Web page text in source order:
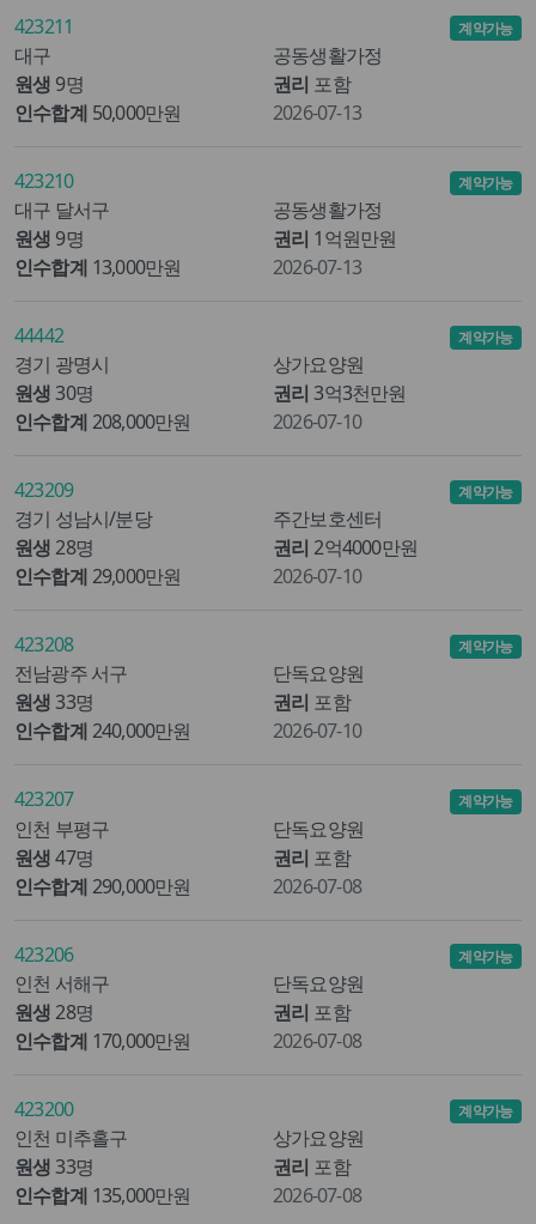
423211
대구
공동생활가정
원생 9명 권리 포함
인수합계 50,000만원
계약가능
2026-07-13
423210
대구 달서구
공동생활가정
원생 9명 권리 1억원만원
인수합계 13,000만원
계약가능
2026-07-13
44442
경기 광명시
상가요양원
원생 30명 권리 3억3천만원
인수합계208,000만원
계약가능
2026-07-10
423209
경기 성남시/분당
주간보호센터
원생 28명 권리 2억4000만원
인수합계29,000만원
계약가능
2026-07-10
423208
전남광주 서구
단독요양원
원생 33명 권리 포함
인수합계240,000만원
계약가능
2026-07-10
423207
인천 부평구
단독요양원
원생 47명 권리 포함
인수합계290,000만원
계약가능
2026-07-08
423206
인천 서해구
단독요양원
원생 28명 권리 포함
인수합계 170,000만원
계약가능
2026-07-08
423200
인천 미추홀구
상가요양원
원생 33명 권리 포함
인수합계 135,000만원
계약가능
2026-07-08